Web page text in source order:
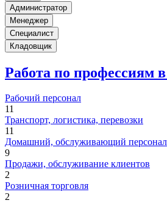
Администратор
Менеджер
Специалист
Кладовщик
Работа по профессиям
Рабочий персонал
11
Транспорт, логистика, перевозки
11
Домашний, обслуживающий персонал
9
Продажи, обслуживание клиентов
2
Розничная торговля
2